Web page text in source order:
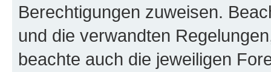
Berechtigungen zuweisen.
und die verwandten
beachte auch die jeweiligen